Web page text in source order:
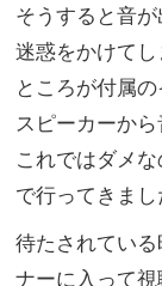
そうすると音
迷惑をかけてし
ところが付属
スピーカーから
これではダメ
で行ってきまし
待たされてい
ナーに入って視